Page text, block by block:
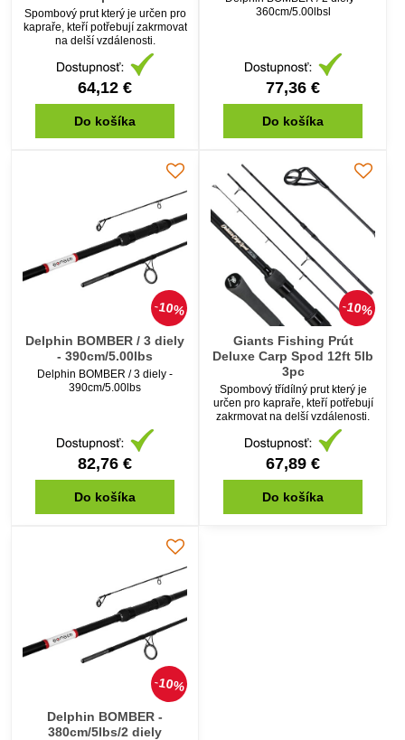
Spombový prut který je určen pro
kapraře, kteří potřebují zakrmovat
na delší vzdálenosti.
64,12 €
Do košíka
360cm/5.00lbsl
77,36 €
Do košíka
10%
Delphin BOMBER / 3 diely
- 390cm/5.00lbs
Delphin BOMBER / 3 diely -
390cm/5.00lbs
82,76 €
Do košíka
10%
Giants Fishing Prút
Deluxe Carp Spod 12ft 5lb
3pc
Spombový třídílný prut který je
určen pro kapraře, kteří potřebují
zakrmovat na delší vzdálenosti.
67,89 €
Do košíka
10%
Delphin BOMBER -
380cm/5lbs/2 diely